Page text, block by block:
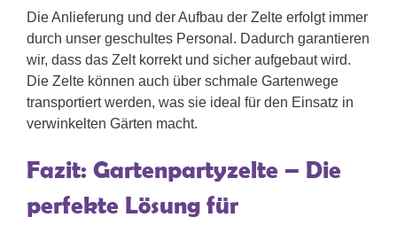
Die Anlieferung und der Aufbau der Zelte erfolgt immer
durch unser geschultes Personal. Dadurch garantieren
wir, dass das Zelt korrekt und sicher aufgebaut wird.
Die Zelte können auch über schmale Gartenwege
transportiert werden, was sie ideal für den Einsatz in
verwinkelten Gärten macht.
Fazit: Gartenpartyzelte – Die
perfekte Lösung für